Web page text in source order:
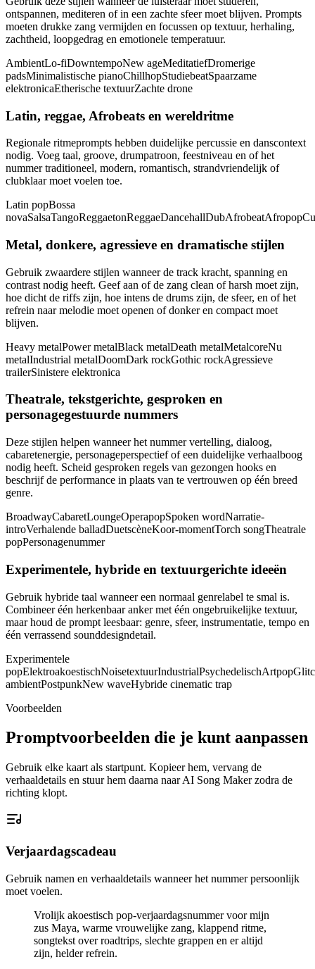
ontspannen, mediteren of in een zachte sfeer moet blijven. Prompts
moeten drukke zang vermijden en focussen op textuur, herhaling,
zachtheid, loopgedrag en emotionele temperatuur.
AmbientLo-fiDowntempoNew ageMeditatiefDromerige
padsMinimalistische pianoChillhopStudiebeatSpaarzame
elektronicaEtherische textuurZachte drone
Latin, reggae, Afrobeats en wereldritme
Regionale ritmeprompts hebben duidelijke percussie en danscontext
nodig. Voeg taal, groove, drumpatroon, feestniveau en of het
nummer traditioneel, modern, romantisch, strandvriendelijk of
clubklaar moet voelen toe.
Latin popBossa
novaSalsaTangoReggaetonReggaeDancehallDubAfrobeatAfropop
Metal, donkere, agressieve en dramatische stijlen
Gebruik zwaardere stijlen wanneer de track kracht, spanning en
contrast nodig heeft. Geef aan of de zang clean of harsh moet zijn,
hoe dicht de riffs zijn, hoe intens de drums zijn, de sfeer, en of het
refrein naar melodie moet openen of donker en compact moet
blijven.
Heavy metalPower metalBlack metalDeath metalMetalcoreNu
metalIndustrial metalDoomDark rockGothic rockAgressieve
trailerSinistere elektronica
Theatrale, tekstgerichte, gesproken en
personagegestuurde nummers
Deze stijlen helpen wanneer het nummer vertelling, dialoog,
cabaretenergie, personageperspectief of een duidelijke verhaalboog
nodig heeft. Scheid gesproken regels van gezongen hooks en
beschrijf de performance in plaats van te vertrouwen op één breed
genre.
BroadwayCabaretLoungeOperapopSpoken wordNarratie-
introVerhalende balladDuetscèneKoor-momentTorch songTheatrale
popPersonagenummer
Experimentele, hybride en textuurgerichte ideeën
Gebruik hybride taal wanneer een normaal genrelabel te smal is.
Combineer één herkenbaar anker met één ongebruikelijke textuur,
maar houd de prompt leesbaar: genre, sfeer, instrumentatie, tempo en
één verrassend sounddesigndetail.
Experimentele
popElektroakoestischNoisetextuurIndustrialPsychedelischArtpop
ambientPostpunkNew waveHybride cinematic trap
Voorbeelden
Promptvoorbeelden die je kunt aanpassen
Gebruik elke kaart als startpunt. Kopieer hem, vervang de
verhaaldetails en stuur hem daarna naar AI Song Maker zodra de
richting klopt.
Verjaardagscadeau
Gebruik namen en verhaaldetails wanneer het nummer persoonlijk
moet voelen.
Vrolijk akoestisch pop-verjaardagsnummer voor mijn
zus Maya, warme vrouwelijke zang, klappend ritme,
songtekst over roadtrips, slechte grappen en er altijd
zijn, helder refrein.